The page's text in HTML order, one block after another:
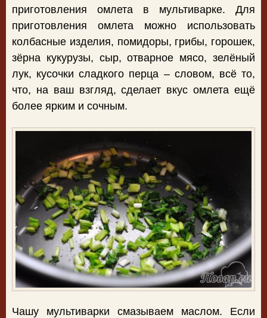
приготовления омлета в мультиварке. Для
приготовления омлета можно использовать
колбасные изделия, помидоры, грибы, горошек,
зёрна кукурузы, сыр, отварное мясо, зелёный
лук, кусочки сладкого перца – словом, всё то,
что, на ваш взгляд, сделает вкус омлета ещё
более ярким и сочным.
Чашу мультиварки смазываем маслом. Если